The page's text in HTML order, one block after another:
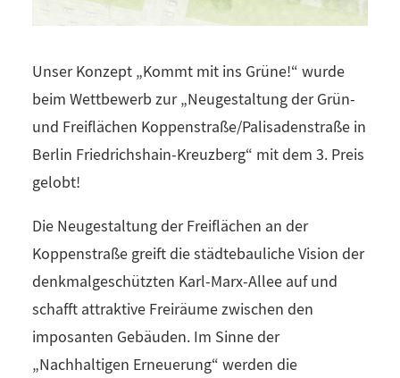
Unser Konzept „Kommt mit ins Grüne!“ wurde
beim Wettbewerb zur „Neugestaltung der Grün-
und Freiflächen Koppenstraße/Palisadenstraße in
Berlin Friedrichshain-Kreuzberg“ mit dem 3. Preis
gelobt!
Die Neugestaltung der Freiflächen an der
Koppenstraße greift die städtebauliche Vision der
denkmalgeschützten Karl-Marx-Allee auf und
schafft attraktive Freiräume zwischen den
imposanten Gebäuden. Im Sinne der
„Nachhaltigen Erneuerung“ werden die